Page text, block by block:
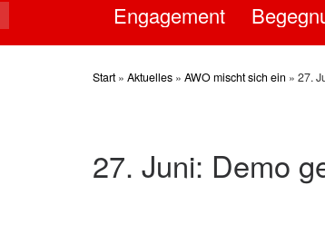
Engagement
Start » Aktuelles » AWO mischt sich ein » 27.
27. Juni: Demo